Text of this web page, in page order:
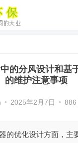
的分风设计和基
的维护注意事项
• 2025年2月7日 • 886
的优化设计方面，主